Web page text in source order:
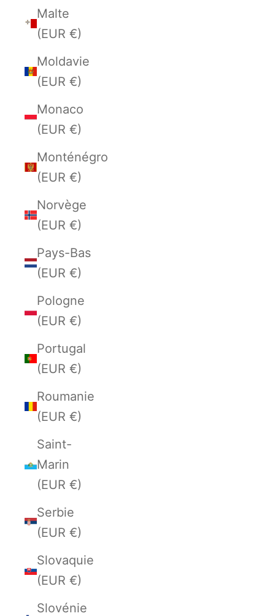
Malte
(EUR €)
Moldavie
(EUR €)
Monaco
(EUR €)
Monténégro
(EUR €)
Norvège
(EUR €)
Pays-Bas
(EUR €)
Pologne
(EUR €)
Portugal
(EUR €)
Roumanie
(EUR €)
Saint-
Marin
(EUR €)
Serbie
(EUR €)
Slovaquie
(EUR €)
Slovénie